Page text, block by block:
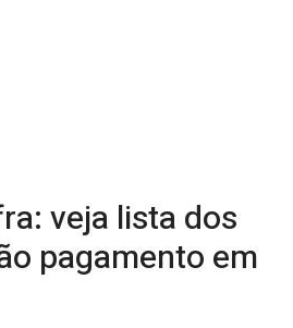
veja lista dos
pagamento em